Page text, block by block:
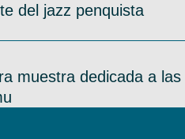
del jazz penquista
muestra dedicada a las